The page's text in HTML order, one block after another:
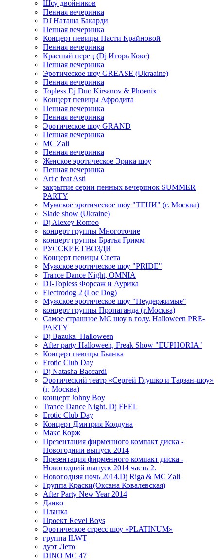
Шоу двойников
Пенная вечеринка
DJ Наташа Бакарди
Пенная вечеринка
Концерт певицы Насти Крайновой
Пенная вечеринка
Красный перец (Dj Игорь Кокс)
Пенная вечеринка
Эротическое шоу GREASE (Ukraaine)
Пенная вечеринка
Topless Dj Duo Kirsanov & Phoenix
Концерт певицы Афродита
Пенная вечеринка
Пенная вечеринка
Эротическое шоу GRAND
Пенная вечеринка
MC Zali
Пенная вечеринка
Женское эротическое Эрика шоу
Пенная вечеринка
Artic feat Asti
закрытие серии пенных вечеринок SUMMER
PARTY
Мужское эротическое шоу "ТЕНИ" (г. Москва)
Slade show (Ukraine)
Dj Alexey Romeo
концерт группы Многоточие
концерт группы Братья Гримм
РУССКИЕ ГВОЗДИ
Концерт певицы Света
Мужское эротическое шоу "PRIDE"
Trance Dance Night, OMNIA
DJ-Topless Форсаж и Аурика
Electrodog 2 (Loc Dog)
Мужское эротическое шоу "Неудержимые"
концерт группы Пропаганда (г.Москва)
Самое страшное МС шоу в году. Halloween PRE-
PARTY
Dj Bazuka_Halloween
After party Halloween, Freak Show "EUPHORIA"
Концерт певицы Бьянка
Erotic Club Day
Dj Natasha Baccardi
Эротический театр «Сергей Глушко и Тарзан-шоу»
(г. Москва)
концерт Johny Boy
Trance Dance Night. Dj FEEL
Erotic Club Day
Концерт Дмитрия Колдуна
Макс Корж
Презентация фирменного компакт диска -
Новогодний выпуск 2014
Презентация фирменного компакт диска -
Новогодний выпуск 2014 часть 2.
Новогодняя ночь 2014.Dj Riga & MC Zali
Группа Краски(Оксана Ковалевская)
After Party New Year 2014
Данко
Планка
Проект Revel Boys
Эротическое стресс шоу «PLATINUM»
группа ILWT
дуэт Лето
DINO MC 47